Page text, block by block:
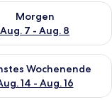
Aug. 6 - Aug. 7.
Morgen
Aug. 7 - Aug. 8
die Verfügbarkeit
Aug. 7
Wochenende
14 - Aug. 16
die Verfügbarkeit